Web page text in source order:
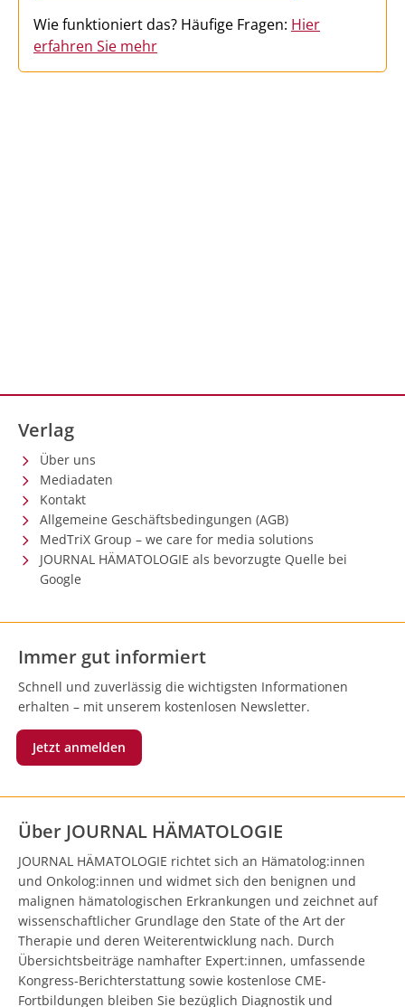
Wie funktioniert das? Häufige Fragen: Hier
erfahren Sie mehr
Verlag
Über uns
Mediadaten
Kontakt
Allgemeine Geschäftsbedingungen (AGB)
MedTriX Group – we care for media solutions
JOURNAL HÄMATOLOGIE als bevorzugte Quelle bei
Google
Immer gut informiert
Schnell und zuverlässig die wichtigsten Informationen
erhalten – mit unserem kostenlosen Newsletter.
Jetzt anmelden
Über JOURNAL HÄMATOLOGIE
JOURNAL HÄMATOLOGIE richtet sich an Hämatolog:innen
und Onkolog:innen und widmet sich den benignen und
malignen hämatologischen Erkrankungen und zeichnet auf
wissenschaftlicher Grundlage den State of the Art der
Therapie und deren Weiterentwicklung nach. Durch
Übersichtsbeiträge namhafter Expert:innen, umfassende
Kongress-Berichterstattung sowie kostenlose CME-
Fortbildungen bleiben Sie bezüglich Diagnostik und